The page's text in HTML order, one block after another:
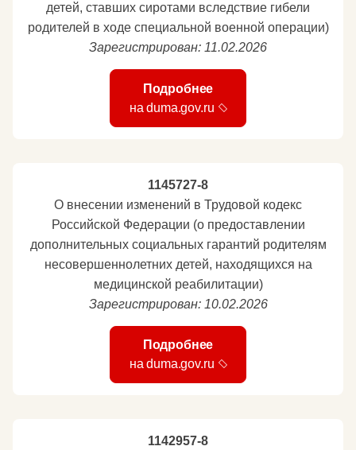
детей, ставших сиротами вследствие гибели
родителей в ходе специальной военной операции)
Зарегистрирован: 11.02.2026
Подробнее
на duma.gov.ru
1145727-8
О внесении изменений в Трудовой кодекс
Российской Федерации (о предоставлении
дополнительных социальных гарантий родителям
несовершеннолетних детей, находящихся на
медицинской реабилитации)
Зарегистрирован: 10.02.2026
Подробнее
на duma.gov.ru
1142957-8